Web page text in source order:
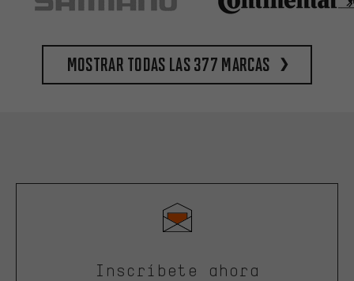
Mostrar todas las 377 marcas
Inscríbete ahora